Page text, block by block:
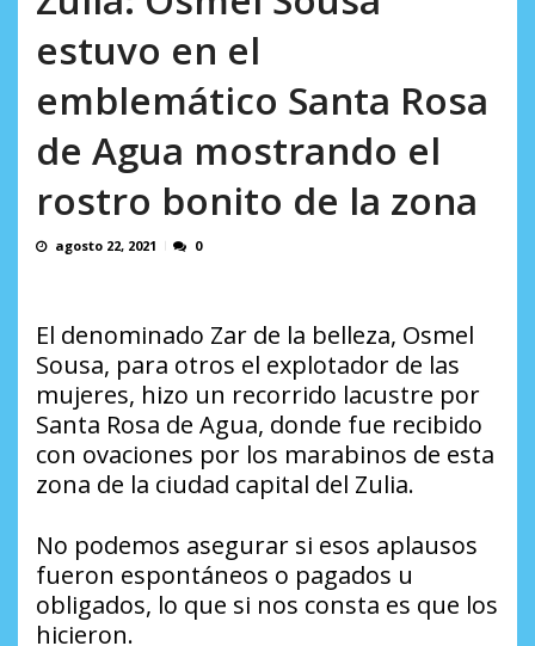
estuvo en el
emblemático Santa Rosa
de Agua mostrando el
rostro bonito de la zona
agosto 22, 2021 0
El denominado Zar de la belleza, Osmel
Sousa, para otros el explotador de las
mujeres, hizo un recorrido lacustre por
Santa Rosa de Agua, donde fue recibido
con ovaciones por los marabinos de esta
zona de la ciudad capital del Zulia.
No podemos asegurar si esos aplausos
fueron espontáneos o pagados u
obligados, lo que si nos consta es que los
hicieron.